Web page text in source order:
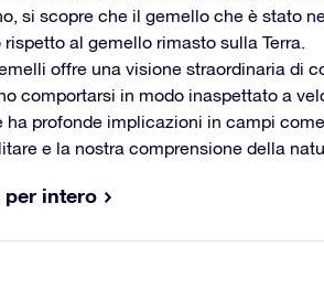
si scopre che il gemello che è stato
al gemello rimasto sulla Terra.
offre una visione straordinaria di
comportarsi in modo inaspettato a
ha profonde implicazioni in campi
e la nostra comprensione della
intero